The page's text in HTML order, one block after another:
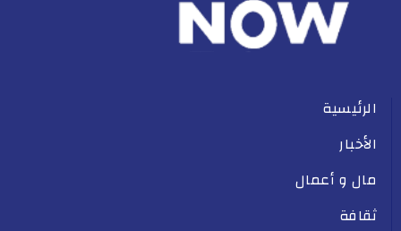
الرئيسية
الأخبار
مال و أعمال
ثقافة